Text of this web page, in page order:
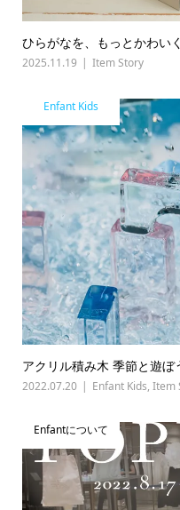
ひらがなを、もっとかわい
2025.11.19 Item Story
Enfant Kids
アクリル積み木 季節と遊
2022.07.20 Enfant Kids, Item
Enfantについて